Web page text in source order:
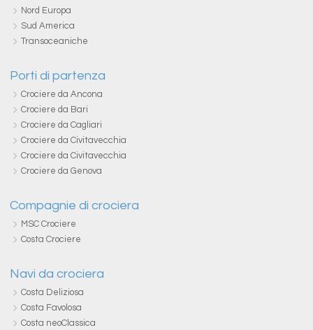
Nord Europa
Sud America
Transoceaniche
Porti di partenza
Crociere da Ancona
Crociere da Bari
Crociere da Cagliari
Crociere da Civitavecchia
Crociere da Civitavecchia
Crociere da Genova
Compagnie di crociera
MSC Crociere
Costa Crociere
Navi da crociera
Costa Deliziosa
Costa Favolosa
Costa neoClassica